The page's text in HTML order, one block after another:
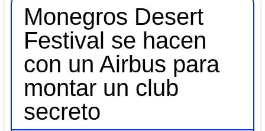
Monegros Desert
Festival se hacen
con un Airbus para
montar un club
secreto